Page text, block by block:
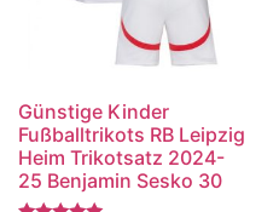
Günstige Kinder
Fußballtrikots RB Leipzig
Heim Trikotsatz 2024-
25 Benjamin Sesko 30